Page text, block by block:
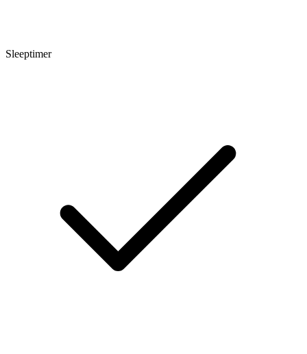
Sleeptimer